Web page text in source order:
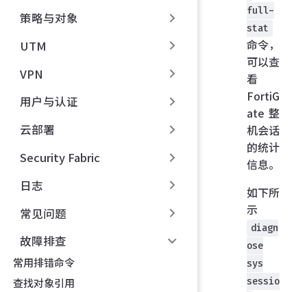
策略与对象
UTM
VPN
用户与认证
云部署
Security Fabric
日志
常见问题
故障排查
常用排错命令
查找对象引用
full-
stat
命令，
可以查
看
FortiG
ate 整
机会话
的统计
信息。
如下所
示
diagn
ose
sys
sessio